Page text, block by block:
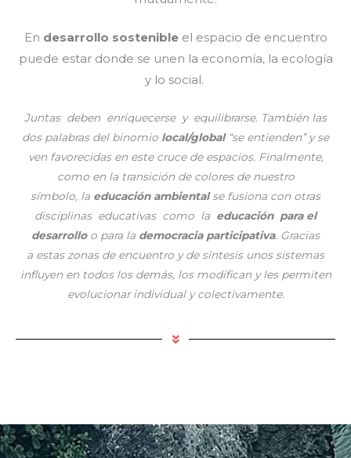
En desarrollo sostenibleel espacio de encuentro
puede estar donde se unen la economía, la ecología
y lo social.
Juntas deben enriquecerse y equilibrarse. También las
dos palabras del binomio local/global“se entienden” y se
ven favorecidas en este cruce de espacios. Finalmente,
como en la transición de colores de nuestro
símbolo, la educación ambientalse fusiona con otras
disciplinas educativas como la educación para el
desarrolloo para la democracia participativa. Gracias
a estas zonas de encuentro y de síntesis unos sistemas
influyen en todos los demás, los modifican y les permiten
evolucionar individual y colectivamente.